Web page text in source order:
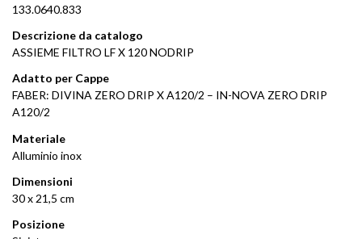
133.0640.833
Descrizione da catalogo
ASSIEME FILTRO LF X 120 NODRIP
Adatto per Cappe
FABER: DIVINA ZERO DRIP X A120/2 – IN-NOVA ZERO DRIP
A120/2
Materiale
Alluminio inox
Dimensioni
30 x 21,5 cm
Posizione